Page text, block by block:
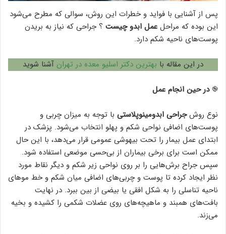
پس از آشنایی با فواید و خطرات این روش، سوالی که مطرح می‌شود
این بوده که مراحل عمل ابدو چیست ؟ جراحی که نیاز به بریدن
پوست‌های ناحیه شکم دارد.
در این مقاله با بهترین دکتر اسلیو معده در تهران آشنا شوید
֎در حین انجام عمل
نوع روشجراحی ابدومینوپلاستی با توجه به میزان چربی و
پوست‌های اضافی نواحی شکم و پهلو انتخاب می‌شود. پزشک در
ابتدای عمل بیمار را تحت بیهوشی عمومی قرار می‌دهد، با این حال
ممکن است برای برخی بیماران از بی‌حسی موضعی استفاده شود.
سپس جراح برش‌هایی را بر روی نواحی زیر شکم و دیگر نقاط مورد
نظر ایجاد کرده تا پوست و چربی‌های اضافی میان شکم و خط موهای
ناحیه تناسلی را به شکل افقی یا بیضی از بین ببرد. در نهایت
بافت‌های همبند و ماهیچه‌های روی عضلات شکمی را کشیده و بخیه
می‌زند.